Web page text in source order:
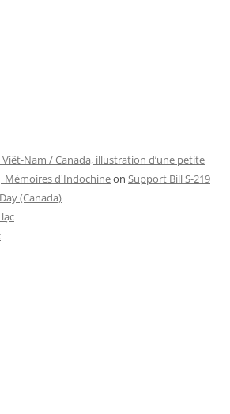
Nam / Canada, illustration d’une petite
Mémoires d'Indochineon Support Bill S-219
(Canada)